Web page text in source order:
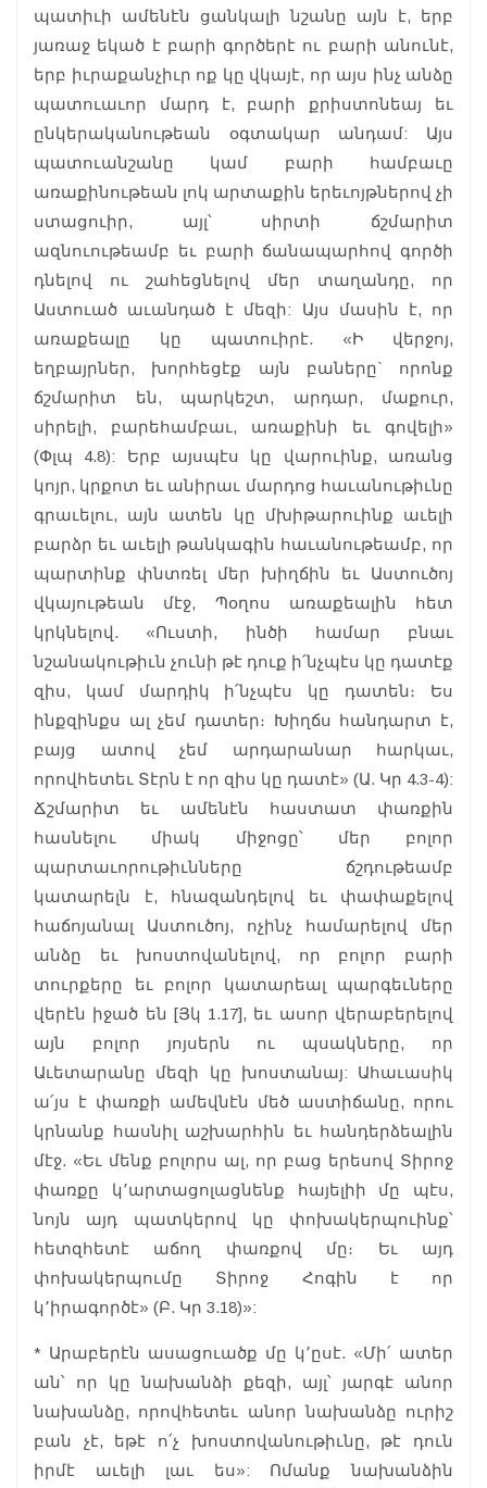
պատիւի ամենէն ցանկալի նշանը այն է, երբ
յառաջ եկած է բարի գործերէ ու բարի անունէ,
երբ իւրաքանչիւր ոք կը վկայէ, որ այս ինչ անձը
պատուաւոր մարդ է, բարի քրիստոնեայ եւ
ընկերականութեան օգտակար անդամ: Այս
պատուանշանը կամ բարի համբաւը
առաքինութեան լոկ արտաքին երեւոյթներով չի
ստացուիր, այլ՝ սիրտի ճշմարիտ
ազնուութեամբ եւ բարի ճանապարհով գործի
դնելով ու շահեցնելով մեր տաղանդը, որ
Աստուած աւանդած է մեզի: Այս մասին է, որ
առաքեալը կը պատուիրէ. «Ի վերջոյ,
եղբայրներ, խորհեցէք այն բաները` որոնք
ճշմարիտ են, պարկեշտ, արդար, մաքուր,
սիրելի, բարեհամբաւ, առաքինի եւ գովելի»
(Փլպ 4.8): Երբ այսպէս կը վարուինք, առանց
կոյր, կրքոտ եւ անիրաւ մարդոց հաւանութիւնը
գրաւելու, այն ատեն կը մխիթարուինք աւելի
բարձր եւ աւելի թանկագին հաւանութեամբ, որ
պարտինք փնտռել մեր խիղճին եւ Աստուծոյ
վկայութեան մէջ, Պօղոս առաքեալին հետ
կրկնելով. «Ուստի, ինծի համար բնաւ
նշանակութիւն չունի թէ դուք ի՛նչպէս կը դատէք
զիս, կամ մարդիկ ի՛նչպէս կը դատեն։ Ես
ինքզինքս ալ չեմ դատեր։ Խիղճս հանդարտ է,
բայց ատով չեմ արդարանար հարկաւ,
որովհետեւ Տէրն է որ զիս կը դատէ» (Ա. Կր 4.3-4):
Ճշմարիտ եւ ամենէն հաստատ փառքին
հասնելու միակ միջոցը՝ մեր բոլոր
պարտաւորութիւնները ճշդութեամբ
կատարելն է, հնազանդելով եւ փափաքելով
հաճոյանալ Աստուծոյ, ոչինչ համարելով մեր
անձը եւ խոստովանելով, որ բոլոր բարի
տուրքերը եւ բոլոր կատարեալ պարգեւները
վերէն իջած են [Յկ 1.17], եւ ասոր վերաբերելով
այն բոլոր յոյսերն ու պսակները, որ
Աւետարանը մեզի կը խոստանայ: Ահաւասիկ
ա՛յս է փառքի ամեվնէն մեծ աստիճանը, որու
կրնանք հասնիլ աշխարհին եւ հանդերձեալին
մէջ. «Եւ մենք բոլորս ալ, որ բաց երեսով Տիրոջ
փառքը կ՚արտացոլացնենք հայելիի մը պէս,
նոյն այդ պատկերով կը փոխակերպուինք՝
հետզհետէ աճող փառքով մը։ Եւ այդ
փոխակերպումը Տիրոջ Հոգին է որ
կ՚իրագործէ» (Բ. Կր 3.18)»:
* Արաբերէն ասացուածք մը կ՚ըսէ. «Մի՛ ատեր
ան՝ որ կը նախանձի քեզի, այլ՝ յարգէ անոր
նախանձը, որովհետեւ անոր նախանձը ուրիշ
բան չէ, եթէ ո՛չ խոստովանութիւնը, թէ դուն
իրմէ աւելի լաւ ես»: Ոմանք նախանձին